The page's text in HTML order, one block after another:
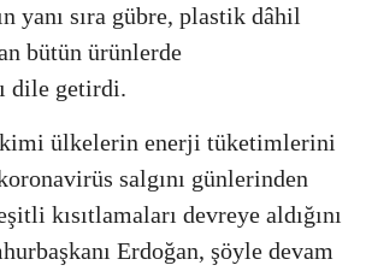
yanı sıra gübre, plastik dâhil
bütün ürünlerde
dile getirdi.
ülkelerin enerji tüketimlerini
salgını günlerinden
kısıtlamaları devreye aldığını
Erdoğan, şöyle devam